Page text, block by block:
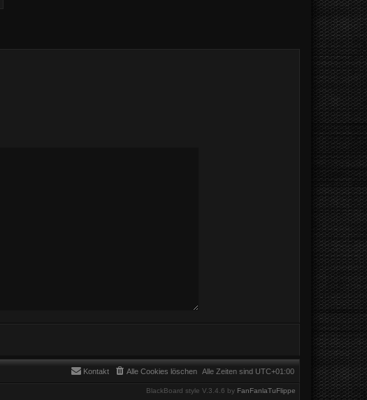
Alle Zeiten sind UTC+01:00
Alle Cookies löschen
Kontakt
BlackBoard style V.3.4.6 by FanFanlaTuFlippe